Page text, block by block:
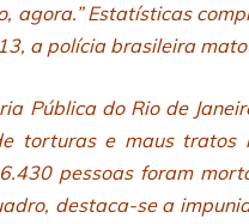
agora.” Estatísticas
a polícia brasileira
Pública do Rio de
torturas e maus tratos
pessoas foram
destaca-se a